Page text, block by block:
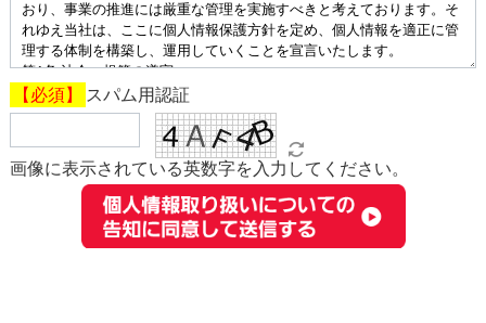
スパム用認証
画像に表示されている英数字を入力してください。